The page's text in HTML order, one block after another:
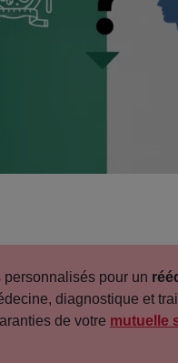
personnalisés pour un
diagnostique et
de votre mutuelle